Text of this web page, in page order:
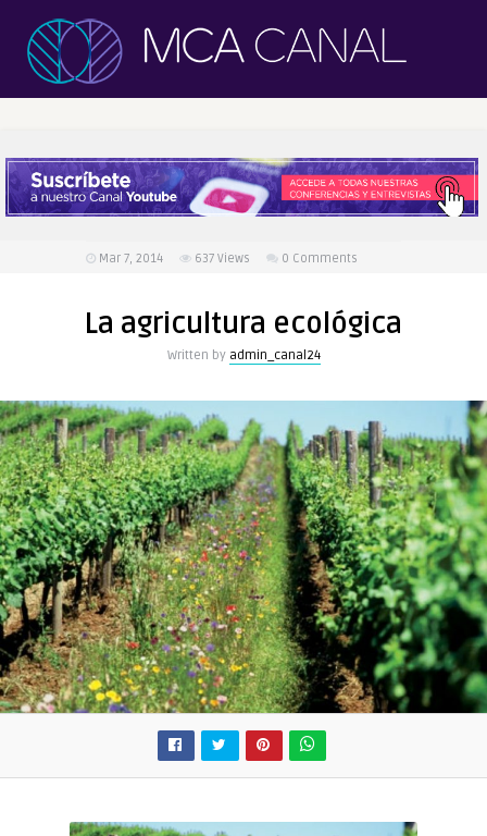
Mar 7, 2014 637 Views 0 Comments
La agricultura ecológica
Written by admin_canal24